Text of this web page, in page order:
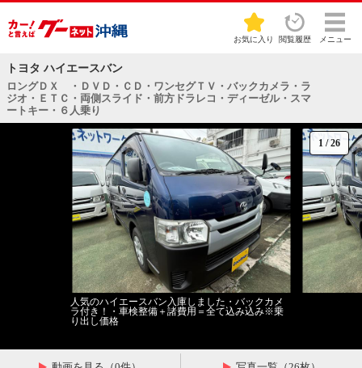
お気に入り 閲覧履歴 メニュー
トヨタ ハイエースバン
ロングＤＸ ・ＤＶＤ・ＣＤ・ワンセグＴＶ・バックカメラ・ラ
ジオ・ＥＴＣ・両側スライド・前方ドラレコ・ディーゼル・スマ
ートキー・６人乗り
1 /26
人気のハイエースバン入庫しました・バックカメ
ラ付き！・車検整備＋諸費用＝全て込み込み※乗
り出し価格